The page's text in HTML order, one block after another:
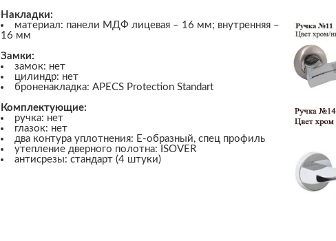
Накладки:
материал: панели МДФ лицевая – 16 мм; внутренняя –
16 мм
Замки:
замок: нет
цилиндр: нет
броненакладка: APECS Protection Standart
Комплектующие:
ручка: нет
глазок: нет
два контура уплотнения: Е-образный, спец профиль
утепление дверного полотна: ISOVER
антисрезы: стандарт (4 штуки)